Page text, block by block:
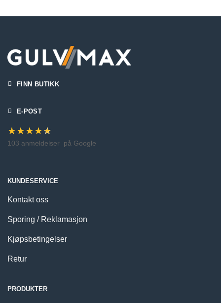
FINN BUTIKK
E-POST
★★★★★
103 anmeldelser på Google
KUNDESERVICE
Kontakt oss
Sporing / Reklamasjon
Kjøpsbetingelser
Retur
PRODUKTER